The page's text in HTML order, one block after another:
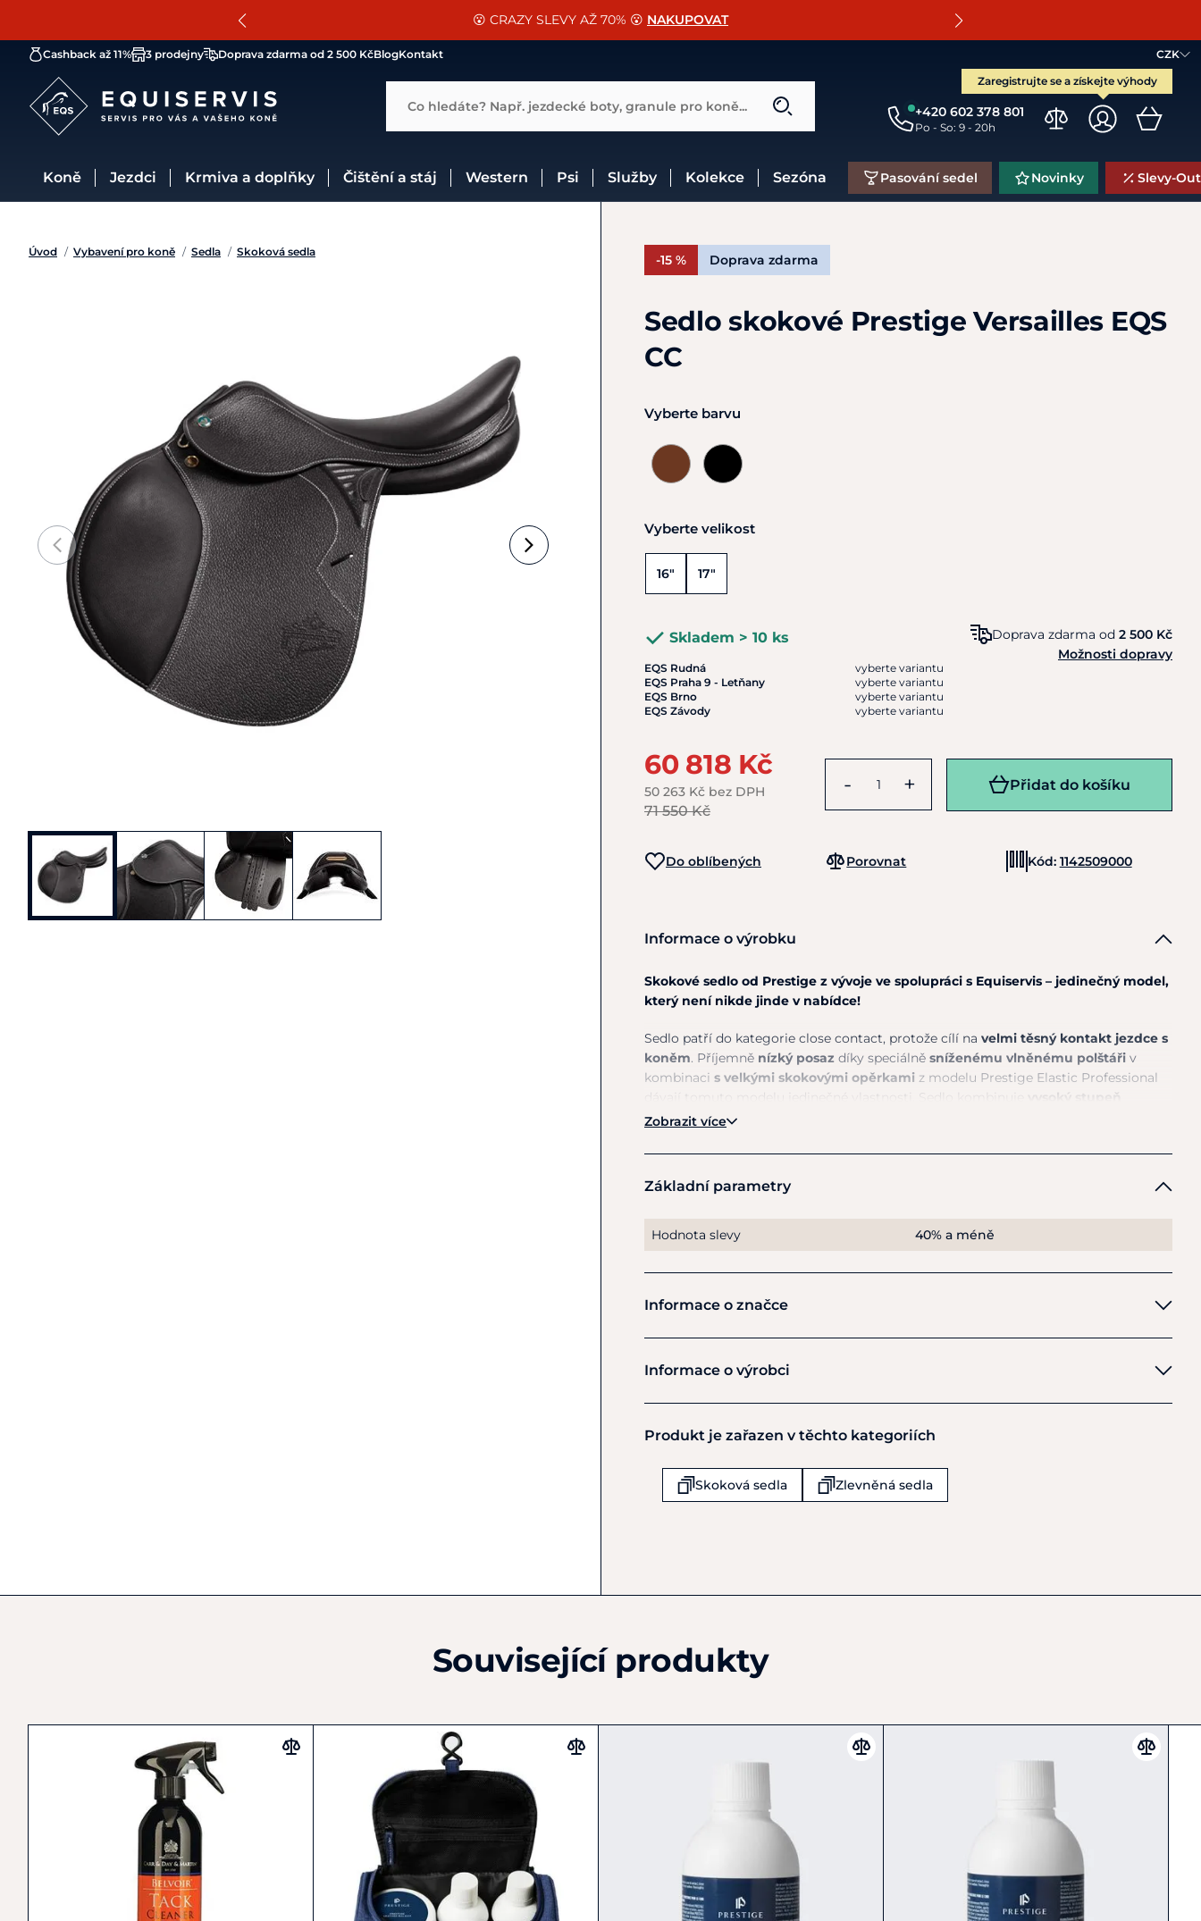
SLEVA 13% na vše od Cassini! CHCI SLEVU
😮 CRAZY SLEVY AŽ 70% 😮 NAKUPOVAT
📐Pasování a doplňky k vybraným sedlům ZDARMA 🐴
CZK
Zaregistrujte se a získejte výhody
+420 602 378 801
Po - So: 9 - 20h
Cashback až 11% 3 prodejny Doprava zdarma od 2 500 KčBlogKontakt
Co hledáte? Např. jezdecké boty, granule pro koně...
Koně Jezdci Krmiva a doplňky Čištění a stáj Western Psi Služby Kolekce Sezóna Pasování sedel Novinky Slevy-
Úvod / Vybavení pro koně / Sedla / Skoková sedla
-15 % Doprava zdarma
Sedlo skokové Prestige Versailles EQS
CC
Vyberte barvu
Vyberte velikost
16" 17"
Skladem > 10 ks
EQS Rudná
vyberte variantu
EQS Praha 9 - Letňany
vyberte variantu
EQS Brno
vyberte variantu
EQS Závody
vyberte variantu
Doprava zdarma od 2 500 Kč
Možnosti dopravy
60 818 Kč
50 263 Kč bez DPH
71 550 Kč
- + Přidat do košíku
Do oblíbených Porovnat Kód: 1142509000
Informace o výrobku
Skokové sedlo od Prestige z vývoje ve spolupráci s Equiservis – jedinečný model,
který není nikde jinde v nabídce!
Sedlo patří do kategorie close contact, protože cílí na velmi těsný kontakt jezdce s
koněm. Příjemně nízký posaz díky speciálně sníženému vlněnému polštáři v
kombinaci s velkými skokovými opěrkami z modelu Prestige Elastic Professional
dávají tomuto modelu jedinečné vlastnosti. Sedlo kombinuje
vysoký stupeň
stability sedus
Extrémně trvanlivádezénovaná kůže předurčuje modeli do profesionálního
Zobrazit více
Základní parametry
Hodnota slevy 40% a méně
Informace o značce
Prestige
Informace o výrobci
Prestige Italia SPA
Trissino (VI)
IT36070
Produkt je zařazen v těchto kategoriích
Skoková sedla Zlevněná sedla
Související produkty